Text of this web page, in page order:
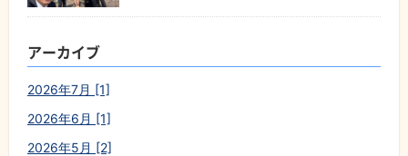
アーカイブ
2026年7月 [1]
2026年6月 [1]
2026年5月 [2]